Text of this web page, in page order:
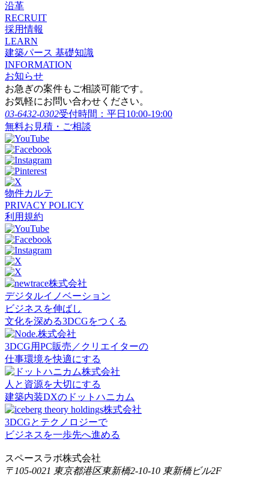
沿革
RECRUIT
採用情報
LEARN
建築パース 基礎知識
INFORMATION
お知らせ
お急ぎの案件もご相談可能です。
お気軽にお問い合わせください。
03-6432-0302受付時間：平日10:00-19:00
無料お見積・ご相談
物件カルテ
PRIVACY POLICY
利用規約
デジタルイノベーション
ビジネスを伸ばし
文化を深める3DCGをつくる
3DCG用PC販売／クリエイターの
仕事環境を快適にする
人と資源を大切にする
建築内装DXのドットハニカム
3DCGとテクノロジーで
ビジネスを一歩先へ進める
スペースラボ株式会社
〒105-0021 東京都港区東新橋2-10-10 東新橋ビル2F